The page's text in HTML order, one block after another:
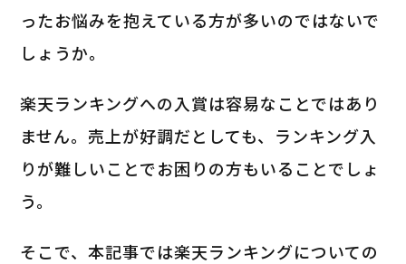
ったお悩みを抱えている方が多いのではないで
しょうか。
楽天ランキングへの入賞は容易なことではあり
ません。売上が好調だとしても、ランキング入
りが難しいことでお困りの方もいることでしょ
う。
そこで、本記事では楽天ランキングについての